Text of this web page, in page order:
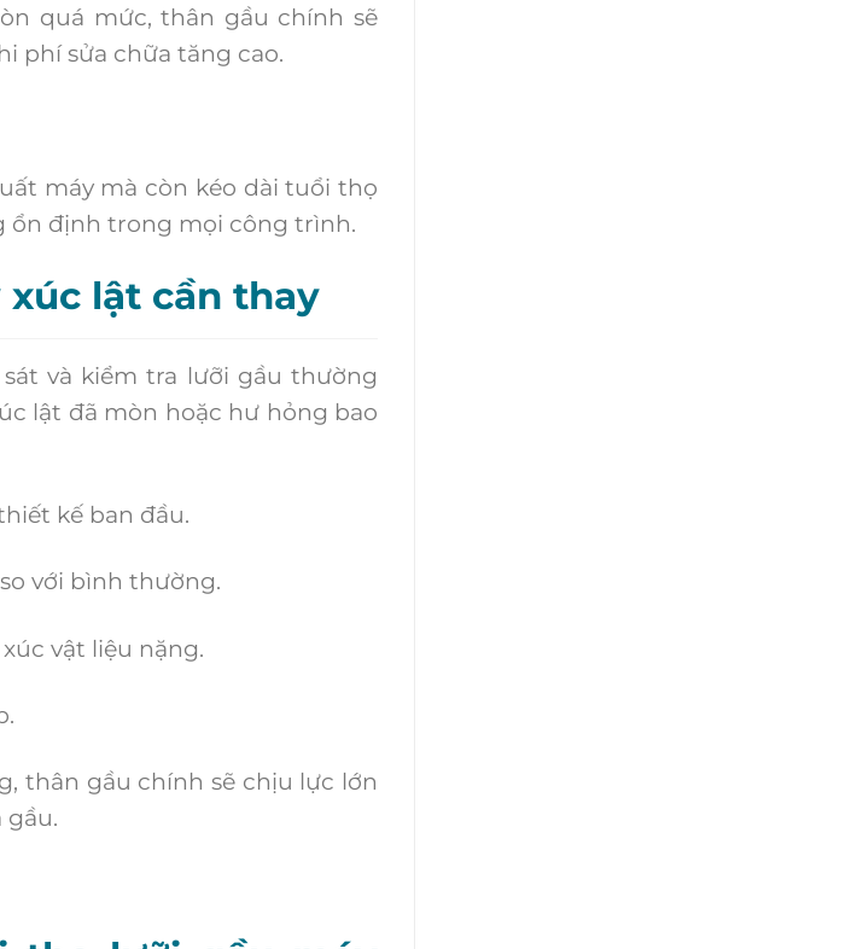
quá mức, thân gầu chính sẽ
phí sửa chữa tăng cao.
máy mà còn kéo dài tuổi thọ
ổn định trong mọi công trình.
lật cần thay
và kiểm tra lưỡi gầu thường
lật đã mòn hoặc hư hỏng bao
kế ban đầu.
với bình thường.
vật liệu nặng.
thân gầu chính sẽ chịu lực lớn
gầu.